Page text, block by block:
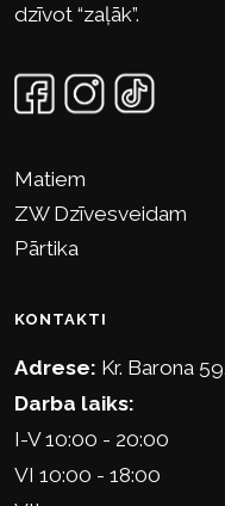
dzīvot “zaļāk”.
Matiem
ZW Dzīvesveidam
Pārtika
KONTAKTI
Adrese: Kr. Barona
Darba laiks:
I-V 10:00 - 20:00
VI 10:00 - 18:00